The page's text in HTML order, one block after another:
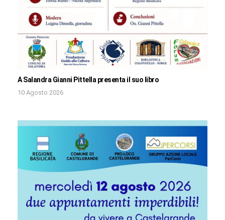
A Salandra Gianni Pittella presenta il suo libro
10 Agosto 2026